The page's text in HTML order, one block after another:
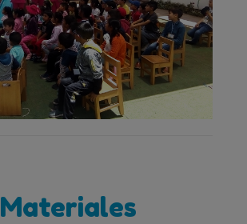
Materiales